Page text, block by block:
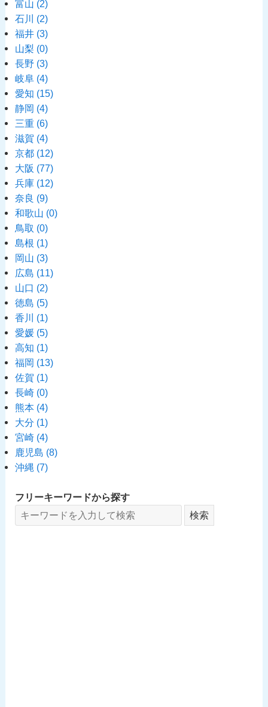
富山 (2)
石川 (2)
福井 (3)
山梨 (0)
長野 (3)
岐阜 (4)
愛知 (15)
静岡 (4)
三重 (6)
滋賀 (4)
京都 (12)
大阪 (77)
兵庫 (12)
奈良 (9)
和歌山 (0)
鳥取 (0)
島根 (1)
岡山 (3)
広島 (11)
山口 (2)
徳島 (5)
香川 (1)
愛媛 (5)
高知 (1)
福岡 (13)
佐賀 (1)
長崎 (0)
熊本 (4)
大分 (1)
宮崎 (4)
鹿児島 (8)
沖縄 (7)
フリーキーワードから探す